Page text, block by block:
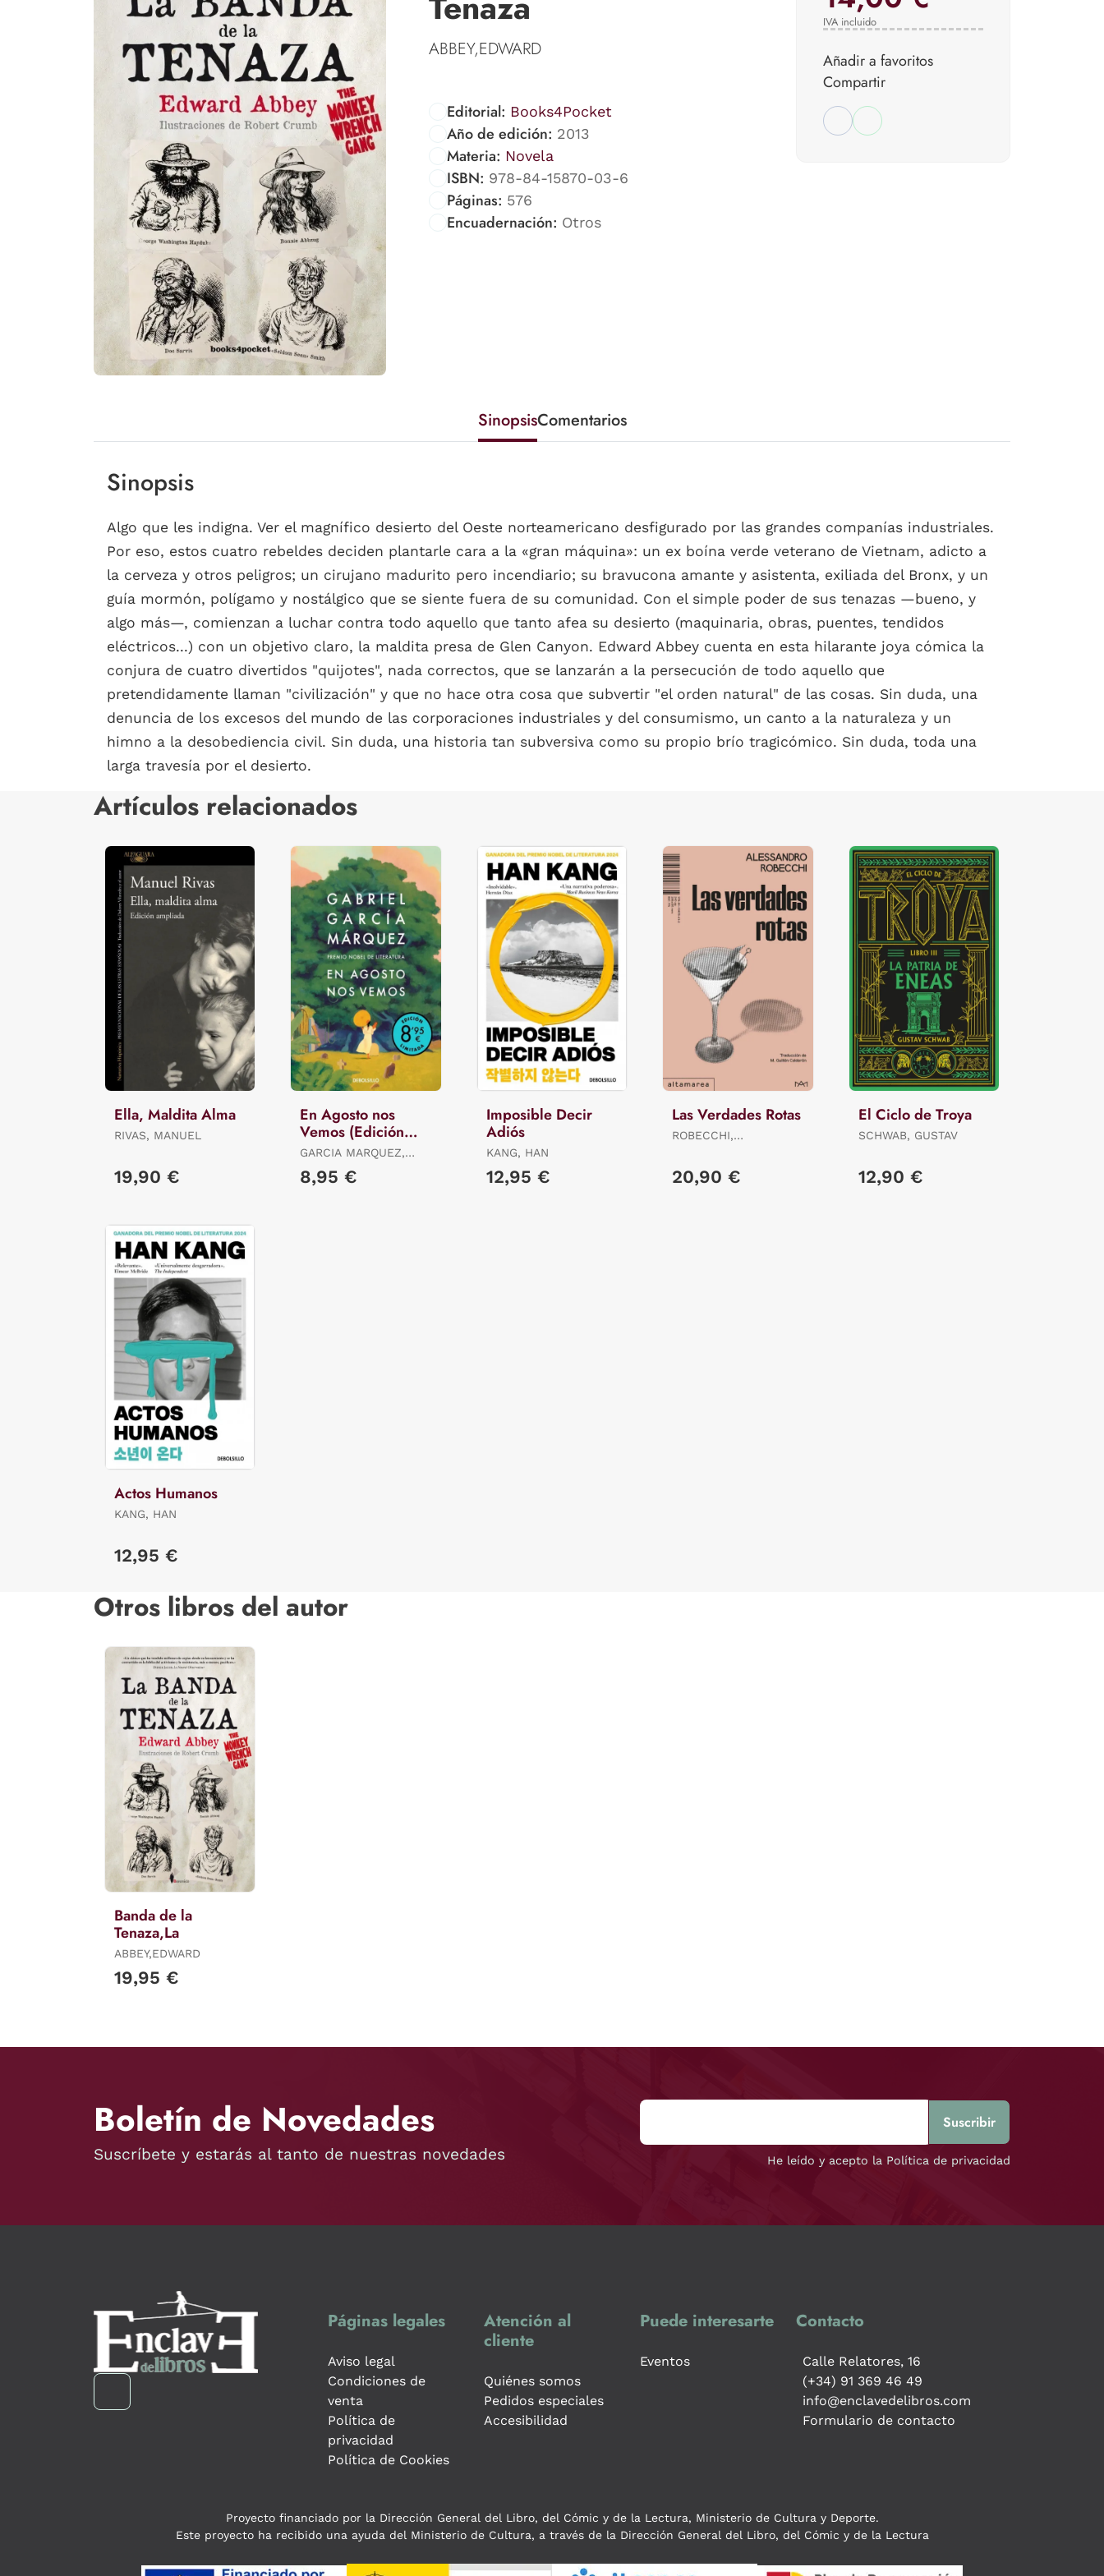
ABBEY,EDWARD
Editorial: Books4Pocket
Año de edición: 2013
Materia: Novela
ISBN: 978-84-15870-03-6
Páginas: 576
Encuadernación: Otros
IVA incluido
Añadir a favoritos
Compartir
SinopsisComentarios
Sinopsis
Algo que les indigna. Ver el magnífico desierto del Oeste norteamericano desfigurado por las grandes companías industriales.
Por eso, estos cuatro rebeldes deciden plantarle cara a la «gran máquina»: un ex boína verde veterano de Vietnam, adicto a
la cerveza y otros peligros; un cirujano madurito pero incendiario; su bravucona amante y asistenta, exiliada del Bronx, y un
guía mormón, polígamo y nostálgico que se siente fuera de su comunidad. Con el simple poder de sus tenazas —bueno, y
algo más—, comienzan a luchar contra todo aquello que tanto afea su desierto (maquinaria, obras, puentes, tendidos
eléctricos...) con un objetivo claro, la maldita presa de Glen Canyon. Edward Abbey cuenta en esta hilarante joya cómica la
conjura de cuatro divertidos "quijotes", nada correctos, que se lanzarán a la persecución de todo aquello que
pretendidamente llaman "civilización" y que no hace otra cosa que subvertir "el orden natural" de las cosas. Sin duda, una
denuncia de los excesos del mundo de las corporaciones industriales y del consumismo, un canto a la naturaleza y un
himno a la desobediencia civil. Sin duda, una historia tan subversiva como su propio brío tragicómico. Sin duda, toda una
larga travesía por el desierto.
Artículos relacionados
Ella, Maldita Alma
RIVAS, MANUEL
19,90 €
En Agosto nos
Vemos (Edición
Limitada)
GARCIA MARQUEZ,
8,95 €
Imposible Decir
Adiós
KANG, HAN
12,95 €
Las Verdades Rotas
ROBECCHI,
20,90 €
El Ciclo de Troya
SCHWAB, GUSTAV
12,90 €
Actos Humanos
KANG, HAN
12,95 €
Otros libros del autor
Banda de la
Tenaza,La
ABBEY,EDWARD
19,95 €
Boletín de Novedades
Suscríbete y estarás al tanto de nuestras novedades He leído y acepto la Política de privacidad
Páginas legales
Aviso legal
Condiciones de
venta
Política de
privacidad
Política de Cookies
Atención al
cliente
Quiénes somos
Pedidos especiales
Accesibilidad
Puede interesarte
Eventos
Contacto
Calle Relatores, 16
(+34) 91 369 46 49
info@enclavedelibros.com
Formulario de contacto
Proyecto financiado por la Dirección General del Libro, del Cómic y de la Lectura, Ministerio de Cultura y Deporte.
Este proyecto ha recibido una ayuda del Ministerio de Cultura, a través de la Dirección General del Libro, del Cómic y de la Lectura